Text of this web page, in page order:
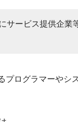
サービス提供企業
ログラマーやシ